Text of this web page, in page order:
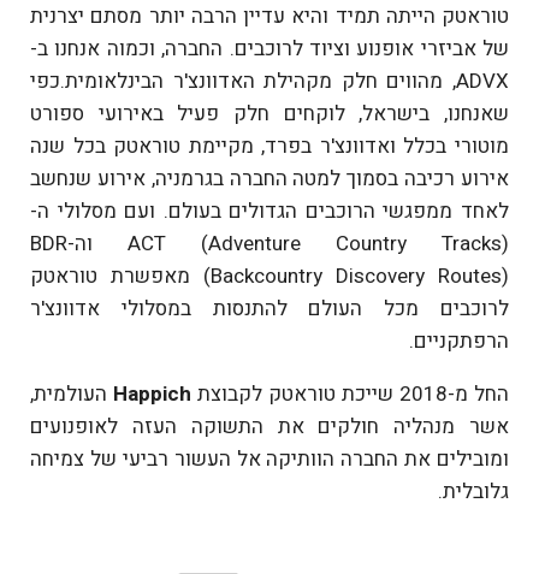
טוראטק הייתה תמיד והיא עדיין הרבה יותר מסתם יצרנית
של אביזרי אופנוע וציוד לרוכבים. החברה, וכמוה אנחנו ב-
ADVX, מהווים חלק מקהילת האדוונצ'ר הבינלאומית.כפי
שאנחנו, בישראל, לוקחים חלק פעיל באירועי ספורט
מוטורי בכלל ואדוונצ'ר בפרד, מקיימת טוראטק בכל שנה
אירוע רכיבה בסמוך למטה החברה בגרמניה, אירוע שנחשב
לאחד ממפגשי הרוכבים הגדולים בעולם. ועם מסלולי ה-
ACT (Adventure Country Tracks) וה-BDR
(Backcountry Discovery Routes) מאפשרת טוראטק
לרוכבים מכל העולם להתנסות במסלולי אדוונצ'ר
הרפתקניים.
החל מ-2018 שייכת טוראטק לקבוצת
Happich העולמית,
אשר מנהליה חולקים את התשוקה העזה לאופנועים
ומובילים את החברה הוותיקה אל העשור רביעי של צמיחה
גלובלית.